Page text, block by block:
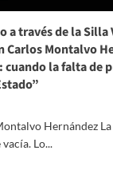
a través de la Silla
Carlos Montalvo
cuando la falta de
Hernández
Lo...